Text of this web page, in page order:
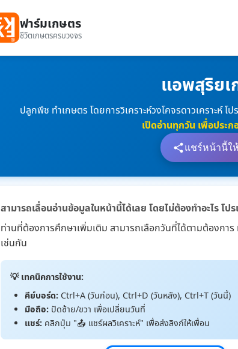
ฟาร์มเกษตร
ชีวิตเกษตรครบวงจร
แอพสุริยเ
ปลูกพืช ทำเกษตร โดยการวิเคราะห์วงโคจรดาวเคราะห์
เปิดอ่านทุกวัน เพื่อประ
แชร์หน้านี้ใ
สามารถเลื่อนอ่านข้อมูลในหน้านี้ได้เลย โดยไม่ต้องทำอะไร โ
ท่านที่ต้องการศึกษาเพิ่มเติม สามารถเลือกวันที่ได้ตามต้องกา
เช่นกัน
💡 เทคนิคการใช้งาน:
คีย์บอร์ด: Ctrl+A (วันก่อน), Ctrl+D (วันหลัง), Ctrl+T (วันนี้)
มือถือ: ปัดซ้าย/ขวา เพื่อเปลี่ยนวันที่
แชร์: คลิกปุ่ม "📤 แชร์ผลวิเคราะห์" เพื่อส่งลิงก์ให้เพื่อน